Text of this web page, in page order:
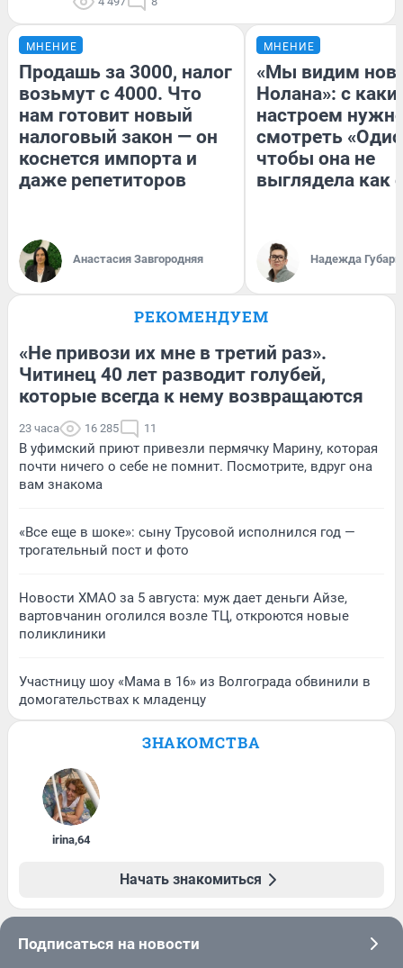
МНЕНИЕ
Продашь за 3000, налог
возьмут с 4000. Что
нам готовит новый
налоговый закон — он
коснется импорта и
даже репетиторов
Анастасия Завгородняя
МНЕНИЕ
«Мы видим
Нолана»: с
настроем
смотреть
чтобы она не
выглядела как
Надежда Губарь
РЕКОМЕНДУЕМ
«Не привози их мне в третий раз».
Читинец 40 лет разводит голубей,
которые всегда к нему возвращаются
23 часа 16 285 11
В уфимский приют привезли пермячку Марину, которая
почти ничего о себе не помнит. Посмотрите, вдруг она
вам знакома
«Все еще в шоке»: сыну Трусовой исполнился год —
трогательный пост и фото
Новости ХМАО за 5 августа: муж дает деньги Айзе,
вартовчанин оголился возле ТЦ, откроются новые
поликлиники
Участницу шоу «Мама в 16» из Волгограда обвинили в
домогательствах к младенцу
ЗНАКОМСТВА
irina,64
Начать знакомиться
Подписаться на новости